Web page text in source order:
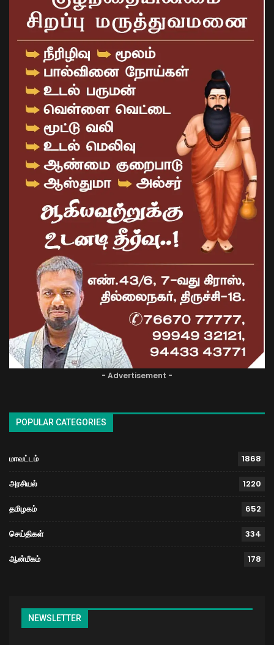
- Advertisement -
POPULAR CATEGORIES
மாவட்டம் 1868
அரசியல் 1220
தமிழகம் 652
செய்திகள் 334
ஆன்மீகம் 178
NEWSLETTER